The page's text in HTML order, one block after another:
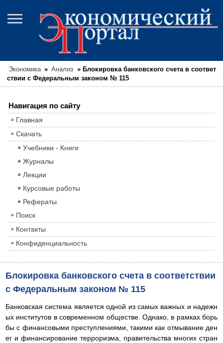
Экономика » Анализ » Блокировка банковского счета в соответ
ствии с Федеральным законом № 115
Навигация по сайту
Главная
Скачать
Учебники - Книги
Журналы
Лекции
Курсовые работы
Рефераты
Поиск
Контакты
Конфиденциальность
Блокировка банковского счета в соответствии
с Федеральным законом № 115
Банковская система является одной из самых важных и надежн
ых институтов в современном обществе. Однако, в рамках борь
бы с финансовыми преступлениями, такими как отмывание ден
ег и финансирование терроризма, правительства многих стран